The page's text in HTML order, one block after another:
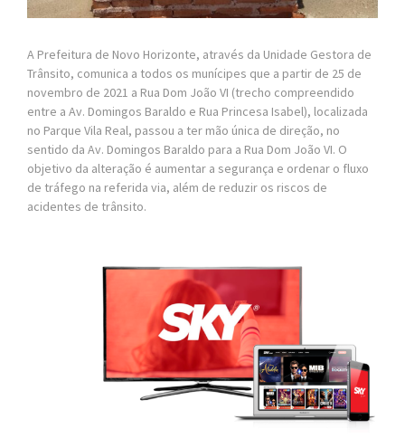
A Prefeitura de Novo Horizonte, através da Unidade Gestora de
Trânsito, comunica a todos os munícipes que a partir de 25 de
novembro de 2021 a Rua Dom João VI (trecho compreendido
entre a Av. Domingos Baraldo e Rua Princesa Isabel), localizada
no Parque Vila Real, passou a ter mão única de direção, no
sentido da Av. Domingos Baraldo para a Rua Dom João VI. O
objetivo da alteração é aumentar a segurança e ordenar o fluxo
de tráfego na referida via, além de reduzir os riscos de
acidentes de trânsito.